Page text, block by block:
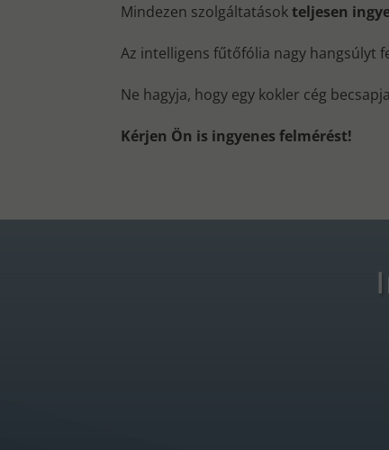
Mindezen szolgáltatásokteljesen
Az intelligens fűtőfólia nagy hangsúlyt
Ne hagyja, hogy egy kokler cég
Kérjen Ön is ingyenes felmérést!